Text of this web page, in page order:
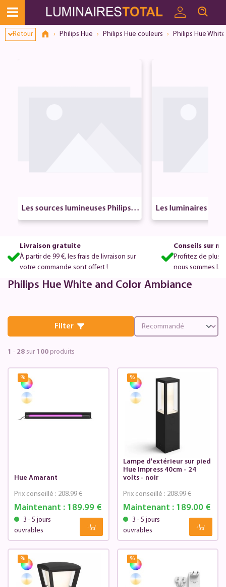
Retour Philips Hue Philips Hue couleurs Philips Hue
Les sources lumineuses Philips H Les luminaires
Livraison gratuite
À partir de 99 €, les frais de livraison sur
votre commande sont offert !
Conseils sur
Profitez de plus
nous sommes là
Philips Hue White and Color Ambiance
Filter
1 - 28 sur 100 produits
%
Hue Amarant
Maintenant :189.99 €
Prix conseillé : 208.99 €
3 - 5 jours
ouvrables
%
Lampe d'extérieur sur pied
Hue Impress 40cm - 24
volts - noir
Maintenant : 189.00 €
Prix conseillé : 208.99 €
3 - 5 jours
ouvrables
% %